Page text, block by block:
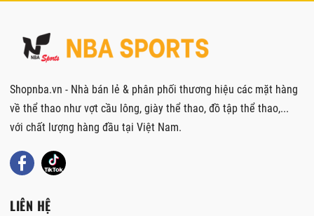
Shopnba.vn - Nhà bán lẻ & phân phối thương hiệu các mặt hàng
về thể thao như vợt cầu lông, giày thể thao, đồ tập thể thao,...
với chất lượng hàng đầu tại Việt Nam.
LIÊN HỆ